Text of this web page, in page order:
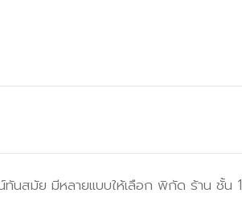
สมัย มีหลายเเบบให้เลือก พิกัด ร้าน ชั้น 1